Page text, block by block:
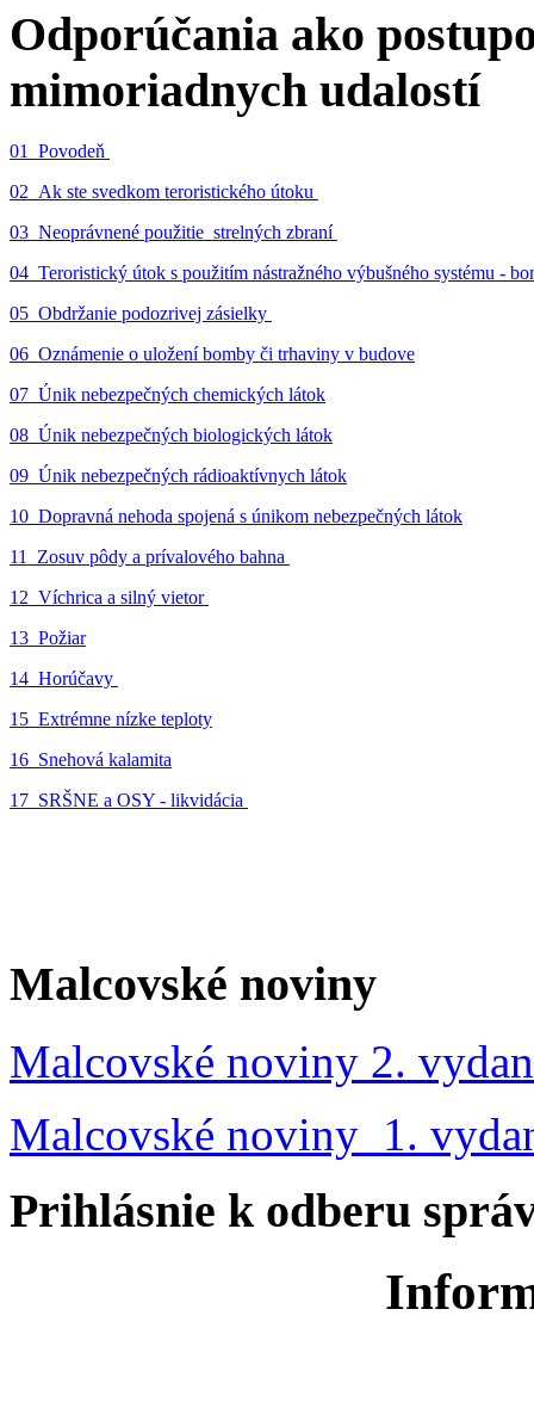
Odporúčania ako
mimoriadnych udalostí
01_Povodeň
02_Ak ste svedkom teroristického útoku
03_Neoprávnené použitie strelných zbraní
04_Teroristický útok s použitím nástražného výbušného systému -
05_Obdržanie podozrivej zásielky
06_Oznámenie o uložení bomby či trhaviny v budove
07_Únik nebezpečných chemických látok
08_Únik nebezpečných biologických látok
09_Únik nebezpečných rádioaktívnych látok
10_Dopravná nehoda spojená s únikom nebezpečných látok
11_Zosuv pôdy a prívalového bahna
12_Víchrica a silný vietor
13_Požiar
14_Horúčavy
15_Extrémne nízke teploty
16_Snehová kalamita
17_SRŠNE a OSY - likvidácia
Malcovské noviny
Malcovské noviny 2.
Malcovské noviny 1.
Prihlásnie k odberu